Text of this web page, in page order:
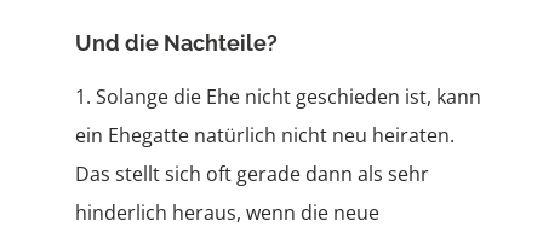
Und die Nachteile?
1. Solange die Ehe nicht geschieden ist, kann
ein Ehegatte natürlich nicht neu heiraten.
Das stellt sich oft gerade dann als sehr
hinderlich heraus, wenn die neue